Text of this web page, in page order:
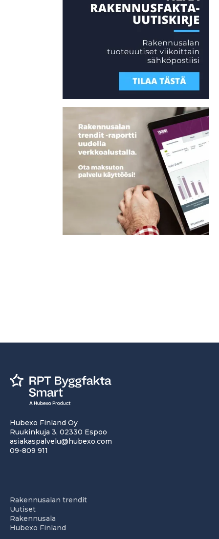
Hubexo Finland Oy
Ruukinkuja 3, 02330 Espoo
asiakaspalvelu@hubexo.com
09-809 911
Rakennusalan trendit
Uutiset
Rakennusala
Hubexo Finland